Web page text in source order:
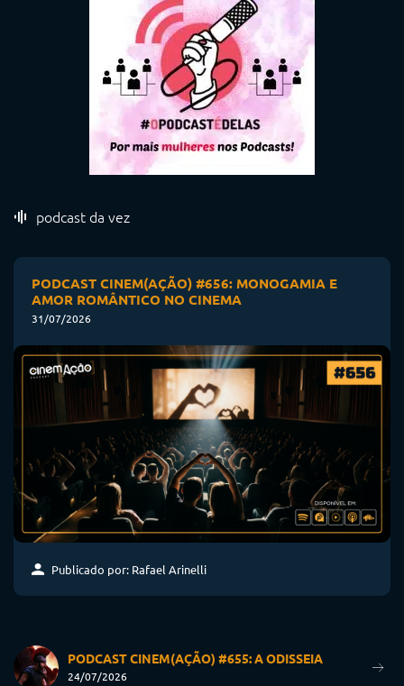
podcast da vez
PODCAST CINEM(AÇÃO) #656: MONOGAMIA E
AMOR ROMÂNTICO NO CINEMA
31/07/2026
Publicado por: Rafael Arinelli
PODCAST CINEM(AÇÃO) #655: A ODISSEIA
24/07/2026